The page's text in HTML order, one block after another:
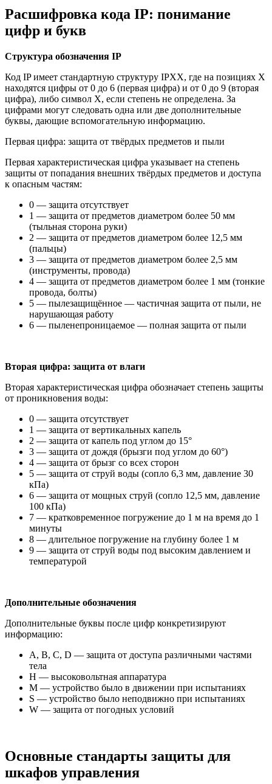
Расшифровка кода IP: понимание
цифр и букв
Структура обозначения IP
Код IP имеет стандартную структуру IPXX, где на позициях X
находятся цифры от 0 до 6 (первая цифра) и от 0 до 9 (вторая
цифра), либо символ X, если степень не определена. За
цифрами могут следовать одна или две дополнительные
буквы, дающие вспомогательную информацию.
Первая цифра: защита от твёрдых предметов и пыли
Первая характеристическая цифра указывает на степень
защиты от попадания внешних твёрдых предметов и доступа
к опасным частям:
0 — защита отсутствует
1 — защита от предметов диаметром более 50 мм
(тыльная сторона руки)
2 — защита от предметов диаметром более 12,5 мм
(пальцы)
3 — защита от предметов диаметром более 2,5 мм
(инструменты, провода)
4 — защита от предметов диаметром более 1 мм (тонкие
провода, болты)
5 — пылезащищённое — частичная защита от пыли, не
нарушающая работу
6 — пыленепроницаемое — полная защита от пыли
Вторая цифра: защита от влаги
Вторая характеристическая цифра обозначает степень защиты
от проникновения воды:
0 — защита отсутствует
1 — защита от вертикальных капель
2 — защита от капель под углом до 15°
3 — защита от дождя (брызги под углом до 60°)
4 — защита от брызг со всех сторон
5 — защита от струй воды (сопло 6,3 мм, давление 30
кПа)
6 — защита от мощных струй (сопло 12,5 мм, давление
100 кПа)
7 — кратковременное погружение до 1 м на время до 1
минуты
8 — длительное погружение на глубину более 1 м
9 — защита от струй воды под высоким давлением и
температурой
Дополнительные обозначения
Дополнительные буквы после цифр конкретизируют
информацию:
A, B, C, D — защита от доступа различными частями
тела
H — высоковольтная аппаратура
M — устройство было в движении при испытаниях
S — устройство было неподвижно при испытаниях
W — защита от погодных условий
Основные стандарты защиты для
шкафов управления